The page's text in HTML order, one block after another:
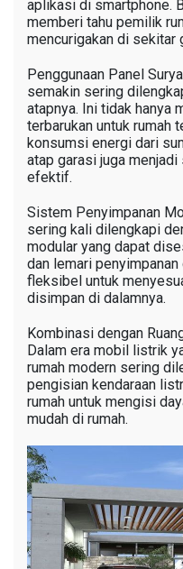
aplikasi di smartphone.
memberi tahu pemilik
mencurigakan di sekitar
Penggunaan Panel
semakin sering
atapnya. Ini tidak hanya
terbarukan untuk rumah
konsumsi energi dari
atap garasi juga
efektif.
Sistem Penyimpanan
sering kali dilengkapi
modular yang dapat
dan lemari
fleksibel untuk
disimpan di dalamnya.
Kombinasi dengan
Dalam era mobil listrik
rumah modern sering
pengisian kendaraan
rumah untuk mengisi
mudah di rumah.